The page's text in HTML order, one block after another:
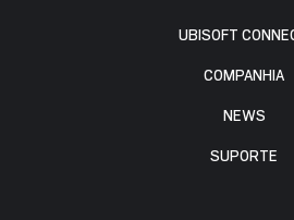
UBISOFT
COMPANHIA
NEWS
SUPORTE